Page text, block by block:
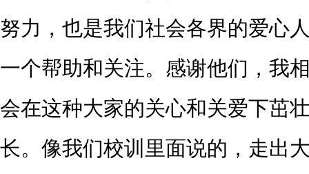
努力，也是我们社会各界的爱心
一个帮助和关注。感谢他们，我
会在这种大家的关心和关爱下茁
长。像我们校训里面说的，走出